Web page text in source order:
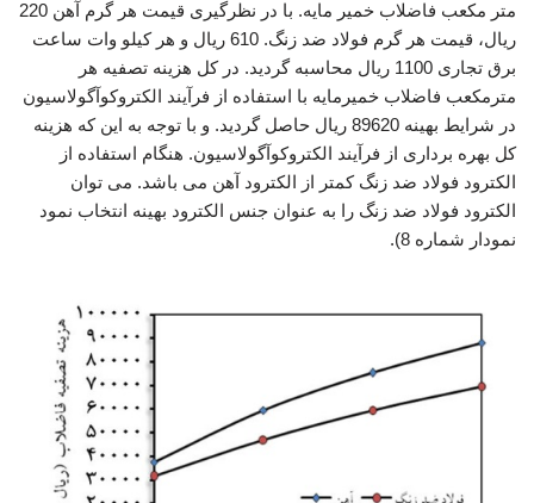
متر مکعب فاضلاب خمیر مایه. با در نظرگیری قیمت هر گرم آهن 220
ریال، قیمت هر گرم فولاد ضد زنگ. 610 ریال و هر کیلو وات ساعت
برق تجاری 1100 ریال محاسبه گردید. در کل هزینه تصفیه هر
مترمکعب فاضلاب خمیرمایه با استفاده از فرآیند الکتروکوآگولاسیون
در شرایط بهینه 89620 ریال حاصل گردید. و با توجه به این که هزینه
کل بهره برداری از فرآیند الکتروکوآگولاسیون. هنگام استفاده از
الکترود فولاد ضد زنگ کمتر از الکترود آهن می باشد. می توان
الکترود فولاد ضد زنگ را به عنوان جنس الکترود بهینه انتخاب نمود
نمودار شماره 8).